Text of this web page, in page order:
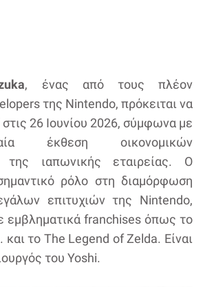
, ένας από τους πλέον
της Nintendo, πρόκειται να
στις 26 Ιουνίου 2026, σύμφωνα με
έκθεση οικονομικών
της ιαπωνικής εταιρείας. Ο
ρόλο στη διαμόρφωση
επιτυχιών της Nintendo,
εμβληματικά franchises όπως το
το The Legend of Zelda. Είναι
του Yoshi.